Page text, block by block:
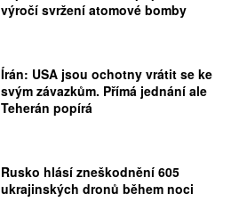
výročí svržení atomové bomby
Írán: USA jsou ochotny vrátit se ke
svým závazkům. Přímá jednání ale
Teherán popírá
Rusko hlásí zneškodnění 605
ukrajinských dronů během noci